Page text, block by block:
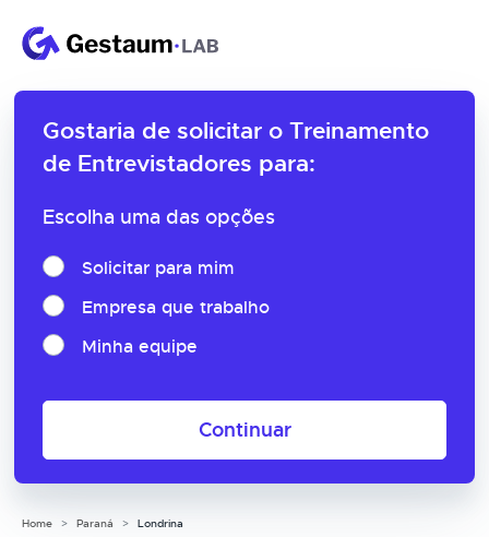
Gostaria de solicitar o Treinamento
de Entrevistadores para:
Escolha uma das opções
Solicitar para mim
Empresa que trabalho
Minha equipe
Continuar
Home Paraná Londrina